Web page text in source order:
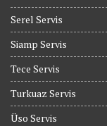
Serel Servis
Siamp Servis
Tece Servis
Turkuaz Servis
Üso Servis